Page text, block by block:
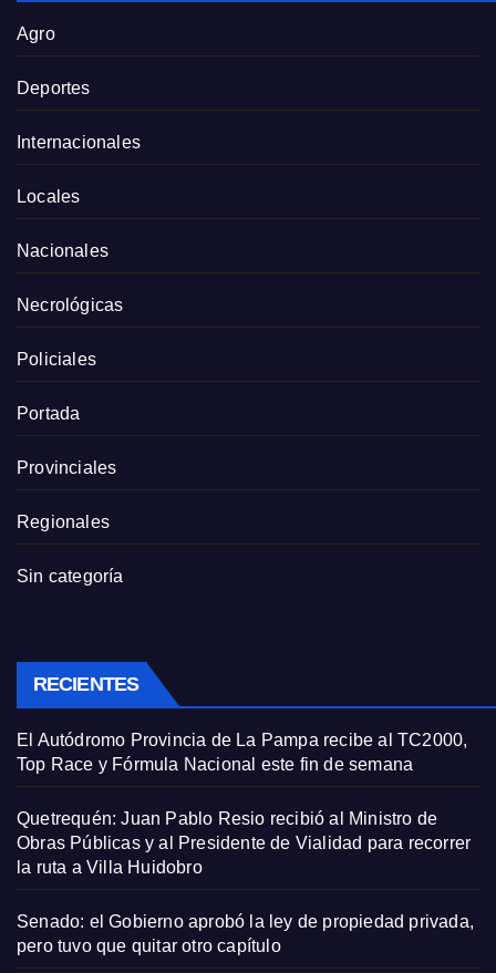
Agro
Deportes
Internacionales
Locales
Nacionales
Necrológicas
Policiales
Portada
Provinciales
Regionales
Sin categoría
RECIENTES
El Autódromo Provincia de La Pampa recibe al TC2000,
Top Race y Fórmula Nacional este fin de semana
Quetrequén: Juan Pablo Resio recibió al Ministro de
Obras Públicas y al Presidente de Vialidad para recorrer
la ruta a Villa Huidobro
Senado: el Gobierno aprobó la ley de propiedad privada,
pero tuvo que quitar otro capítulo